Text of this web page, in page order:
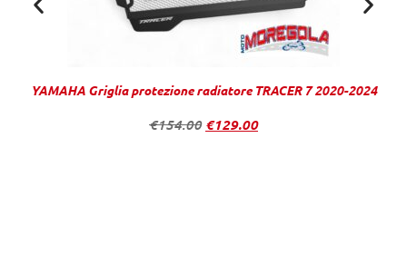
YAMAHA Griglia protezione radiatore TRACER 7 2020-2024
€154.00 €129.00